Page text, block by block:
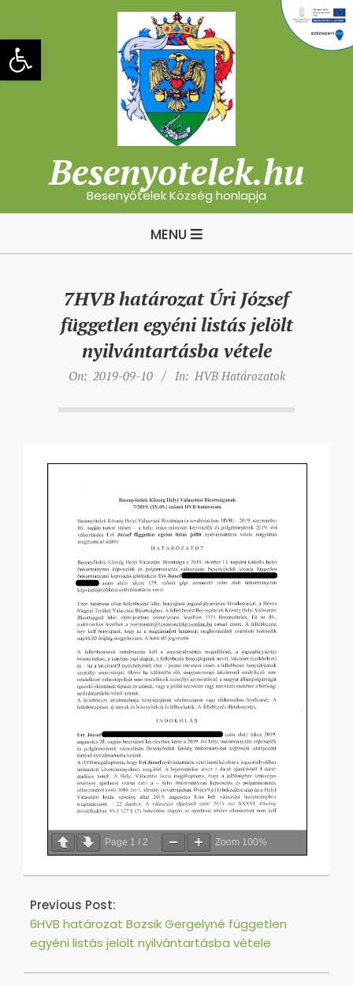
Eszköztár megnyitása
content
Besenyotelek.hu
Besenyőtelek Község honlapja
MENU
7HVB határozat Úri József
független egyéni listás jelölt
nyilvántartásba vétele
On: 2019-09-10 In: HVB Határozatok
Page 1 / 2 Zoom 100%
2019-
10
Previous Post:
6HVB határozat Bozsik Gergelyné független
egyéni listás jelölt nyilvántartásba vétele